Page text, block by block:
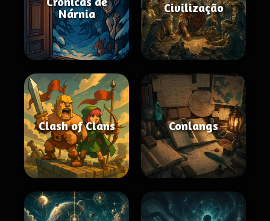
Nárnia
Civilização
Clash of Clans Conlangs